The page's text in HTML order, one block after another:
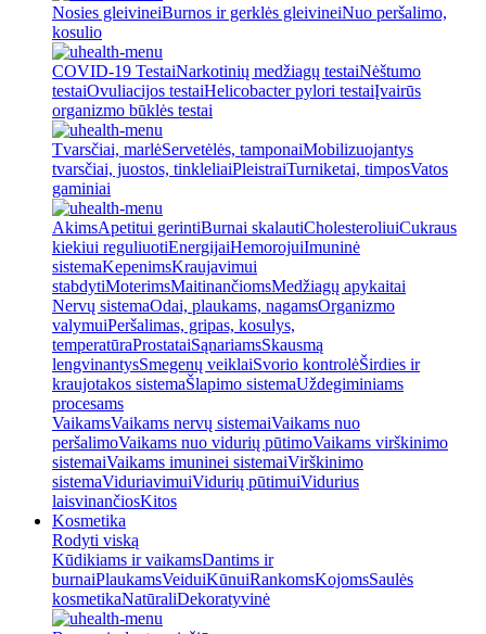
Nosies gleivineiBurnos ir gerklės gleivineiNuo peršalimo,
kosulio
COVID-19 TestaiNarkotinių medžiagų testaiNėštumo
testaiOvuliacijos testaiHelicobacter pylori testaiĮvairūs
organizmo būklės testai
Tvarsčiai, marlėServetėlės, tamponaiMobilizuojantys
tvarsčiai, juostos, tinkleliaiPleistraiTurniketai, timposVatos
gaminiai
AkimsApetitui gerintiBurnai skalautiCholesteroliuiCukraus
kiekiui reguliuotiEnergijaiHemorojuiImuninė
sistemaKepenimsKraujavimui
stabdytiMoterimsMaitinančiomsMedžiagų apykaitai
Nervų sistemaOdai, plaukams, nagamsOrganizmo
valymuiPeršalimas, gripas, kosulys,
temperatūraProstataiSąnariamsSkausmą
lengvinantysSmegenų veiklaiSvorio kontrolėŠirdies ir
kraujotakos sistemaŠlapimo sistemaUždegiminiams
procesams
VaikamsVaikams nervų sistemaiVaikams nuo
peršalimoVaikams nuo vidurių pūtimoVaikams virškinimo
sistemaiVaikams imuninei sistemaiVirškinimo
sistemaViduriavimuiVidurių pūtimuiVidurius
laisvinančiosKitos
Kosmetika
Rodyti viską
Kūdikiams ir vaikamsDantims ir
burnaiPlaukamsVeiduiKūnuiRankomsKojomsSaulės
kosmetikaNatūraliDekoratyvinė